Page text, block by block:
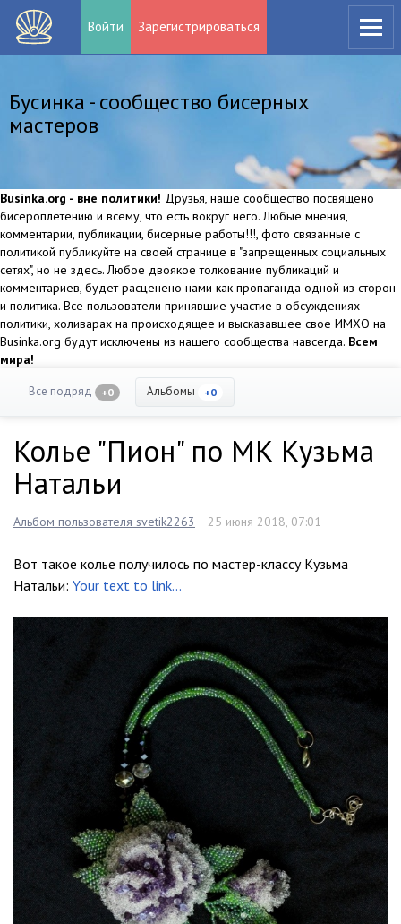
Войти Зарегистрироваться
Бусинка - сообщество бисерных
мастеров
Businka.org - вне политики! Друзья, наше сообщество посвящено
бисероплетению и всему, что есть вокруг него. Любые мнения,
комментарии, публикации, бисерные работы!!!, фото связанные с
политикой публикуйте на своей странице в "запрещенных социальных
сетях", но не здесь. Любое двоякое толкование публикаций и
комментариев, будет расценено нами как пропаганда одной из сторон
и политика. Все пользователи принявшие участие в обсуждениях
политики, холиварах на происходящее и высказавшее свое ИМХО на
Businka.org будут исключены из нашего сообщества навсегда. Всем
мира!
Все подряд +0 Альбомы +0
Колье "Пион" по МК Кузьма
Натальи
Альбом пользователя svetik2263 25 июня 2018, 07:01
Вот такое колье получилось по мастер-классу Кузьма
Натальи: Your text to link...